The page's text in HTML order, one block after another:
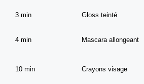
3 min Gloss teinté
4 min Mascara allongeant
10 min Crayons visage